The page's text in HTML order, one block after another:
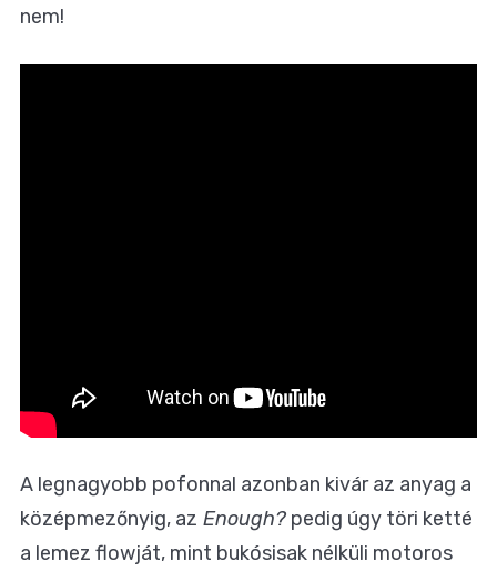
nem!
A legnagyobb pofonnal azonban kivár az anyag a
középmezőnyig, az Enough? pedig úgy töri ketté
a lemez flowját, mint bukósisak nélküli motoros